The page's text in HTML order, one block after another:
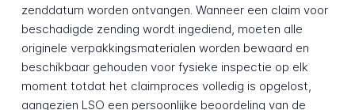
zenddatum worden ontvangen. Wanneer een claim voor
beschadigde zending wordt ingediend, moeten alle
originele verpakkingsmaterialen worden bewaard en
beschikbaar gehouden voor fysieke inspectie op elk
moment totdat het claimproces volledig is opgelost,
aangezien LSO een persoonlijke beoordeling van de